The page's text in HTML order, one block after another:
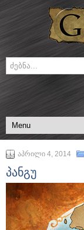
აპრილი 4, 2014
პანგუ